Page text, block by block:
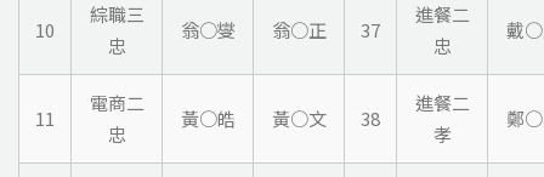
10
綜職三
忠
翁○燮 翁○正 37
進餐二
忠
戴○
11
電商二
忠
黃○皓 黃○文 38
進餐二
孝
鄭